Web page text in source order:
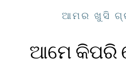
ଆମର ଖୁସି
ଆମେ କିପରି